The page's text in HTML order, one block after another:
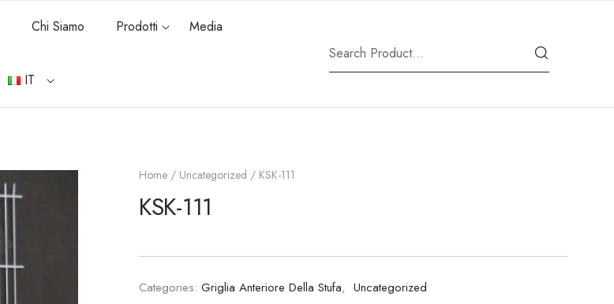
Chi Siamo Prodotti Media
IT
Home / Uncategorized / KSK-111
KSK-111
Categories: Griglia Anteriore Della Stufa, Uncategorized